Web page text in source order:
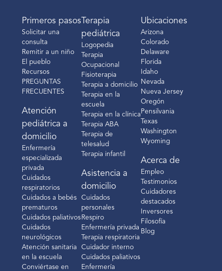
Primeros pasos
Solicitar una
consulta
Remitir a un niño
El pueblo
Recursos
PREGUNTAS
FRECUENTES
Atención
pediátrica a
domicilio
Enfermería
especializada
privada
Cuidados
respiratorios
Cuidados a bebés
prematuros
Cuidados paliativos
Cuidados
neurológicos
Atención sanitaria
en la escuela
Conviértase en
Terapia
pediátrica
Logopedia
Terapia
Ocupacional
Fisioterapia
Terapia a domicilio
Terapia en la
escuela
Terapia en la clínica
Terapia ABA
Terapia de
telesalud
Terapia infantil
Asistencia a
domicilio
Cuidados
personales
Respiro
Enfermería privada
Terapia respiratoria
Cuidador interno
Cuidados paliativos
Enfermería
Ubicaciones
Arizona
Colorado
Delaware
Florida
Idaho
Nevada
Nueva Jersey
Oregón
Pensilvania
Texas
Washington
Wyoming
Acerca de
Empleo
Testimonios
Cuidadores
destacados
Inversores
Filosofía
Blog